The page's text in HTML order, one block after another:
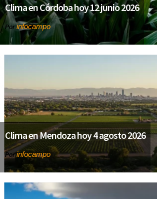
Clima en Córdoba hoy 12 junio 2026
Porinfocampo
Clima en Mendoza hoy 4 agosto 2026
Porinfocampo